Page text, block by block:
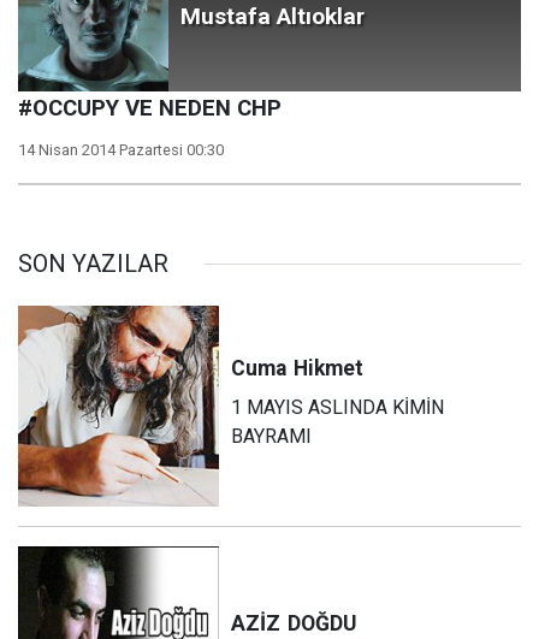
Mustafa Altıoklar
#OCCUPY VE NEDEN CHP
14 Nisan 2014 Pazartesi 00:30
SON YAZILAR
Cuma Hikmet
1 MAYIS ASLINDA KİMİN
BAYRAMI
AZİZ DOĞDU